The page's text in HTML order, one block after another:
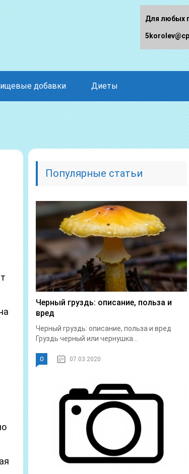
добавки Диеты
Популярные статьи
Черный груздь: описание, польза и
вред
Черный груздь: описание, польза и вред
Груздь черный или чернушка...
0 07.03.2020
Для любых